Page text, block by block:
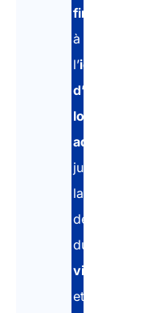
financières
à
l’
d’un
logement
adapté
jusqu’à
la
délivrance
du
visa
et